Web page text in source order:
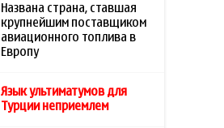
Названа страна, ставшая
крупнейшим поставщиком
авиационного топлива в
Европу
Язык ультиматумов для
Турции неприемлем